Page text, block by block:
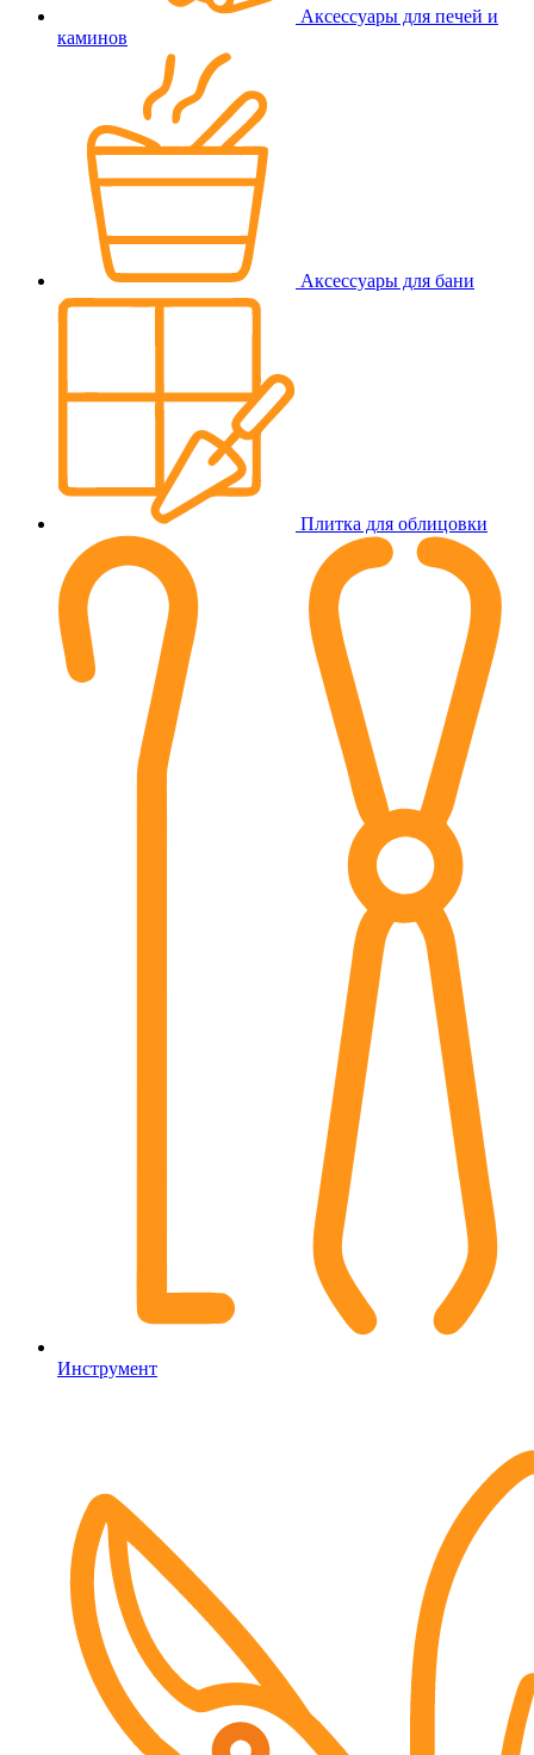
Аксессуары для печей и
каминов
Аксессуары для бани
Плитка для облицовки
Инструмент